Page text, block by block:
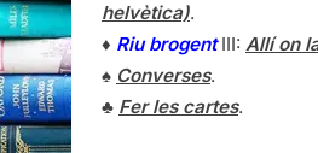
helvètica).
♦ Riu brogentIII: Allí on
♠ Converses.
♣ Fer les cartes.